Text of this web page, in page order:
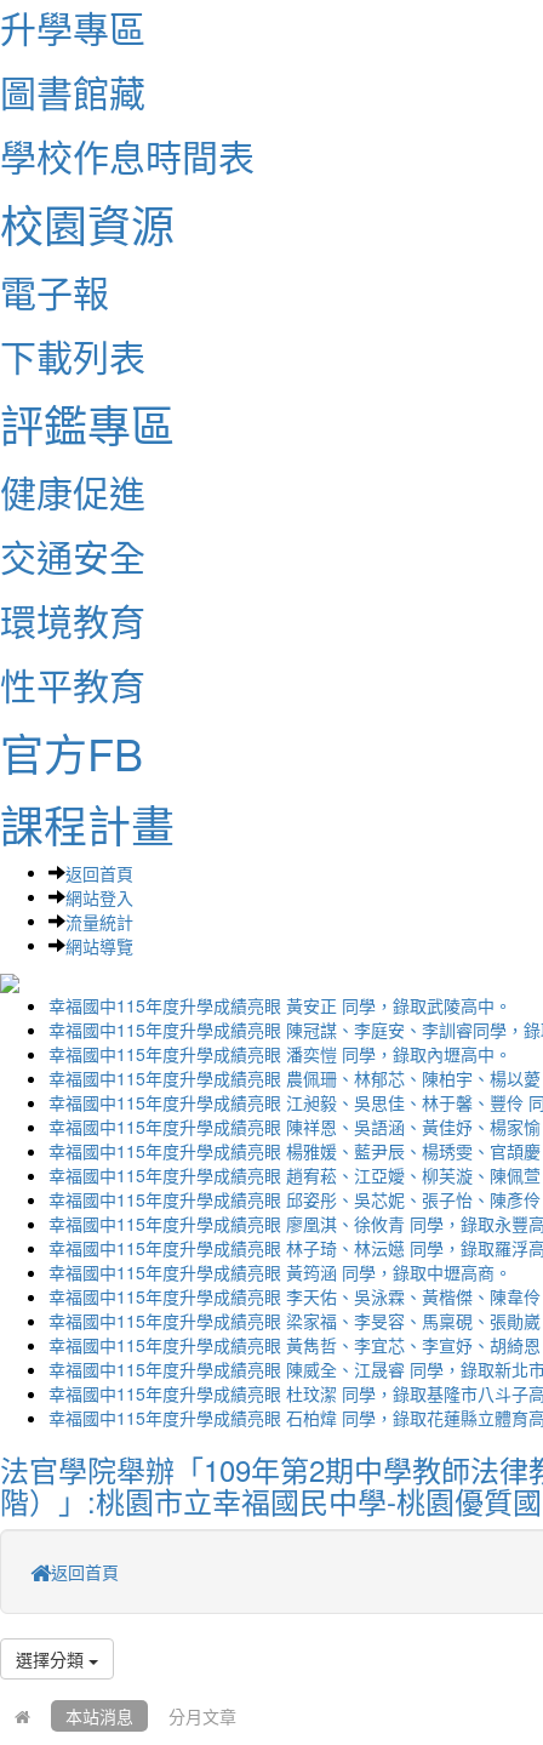
升學專區
圖書館藏
學校作息時間表
校園資源
電子報
下載列表
評鑑專區
健康促進
交通安全
環境教育
性平教育
官方FB
課程計畫
返回首頁
網站登入
流量統計
網站導覽
幸福國中115年度升學成績亮眼 黃安正 同學，錄取武陵高中。
幸福國中115年度升學成績亮眼 陳冠謀、李庭安、李訓睿同學，
幸福國中115年度升學成績亮眼 潘奕愷 同學，錄取內壢高中。
幸福國中115年度升學成績亮眼 農佩珊、林郁芯、陳柏宇、楊以
幸福國中115年度升學成績亮眼 江昶毅、吳思佳、林于馨、豐伶
幸福國中115年度升學成績亮眼 陳祥恩、吳語涵、黃佳妤、楊家
幸福國中115年度升學成績亮眼 楊雅媛、藍尹辰、楊琇雯、官頡
幸福國中115年度升學成績亮眼 趙宥菘、江亞嬡、柳芙漩、陳佩
幸福國中115年度升學成績亮眼 邱姿彤、吳芯妮、張子怡、陳彥
幸福國中115年度升學成績亮眼 廖凰淇、徐攸青 同學，錄取永豐
幸福國中115年度升學成績亮眼 林子琦、林沄嬨 同學，錄取羅浮
幸福國中115年度升學成績亮眼 黃筠涵 同學，錄取中壢高商。
幸福國中115年度升學成績亮眼 李天佑、吳泳霖、黃楷傑、陳韋
幸福國中115年度升學成績亮眼 梁家福、李旻容、馬稟硯、張勛
幸福國中115年度升學成績亮眼 黃雋哲、李宜芯、李宣妤、胡綺
幸福國中115年度升學成績亮眼 陳威全、江晟睿 同學，錄取新北
幸福國中115年度升學成績亮眼 杜玟潔 同學，錄取基隆市八斗子
幸福國中115年度升學成績亮眼 石柏煒 同學，錄取花蓮縣立體育
法官學院舉辦「109年第2期中學教師法律
階）」:桃園市立幸福國民中學-桃園優質
返回首頁
選擇分類
本站消息 分月文章